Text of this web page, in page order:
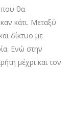
που θα
κάτι. Μεταξύ
δίκτυο με
Ενώ στην
μέχρι και τον